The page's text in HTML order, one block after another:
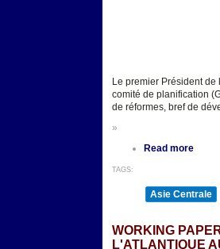
Le premier Président de
comité de planification
de réformes, bref de
»
Read more
TAGS:
Asie Centrale
WORKING
L'ATLANTIQUE